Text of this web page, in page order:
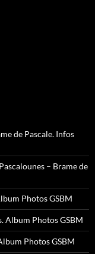
de Pascale. Infos
– Brame de
Photos GSBM
Album Photos GSBM
Photos GSBM